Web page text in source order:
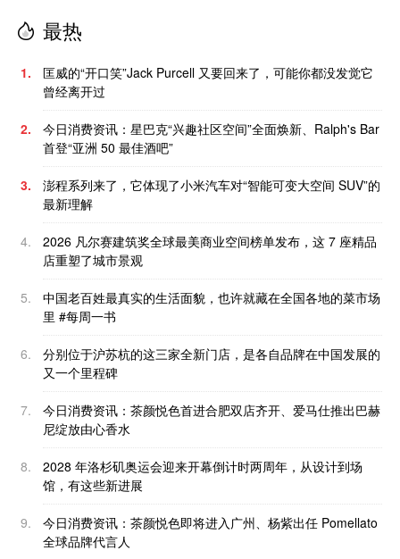
最热
1.
匡威的“开口笑”Jack Purcell 又要回来了，可能你都没发觉它
曾经离开过
2.
今日消费资讯：星巴克“兴趣社区空间”全面焕新、Ralph's Bar
首登“亚洲 50 最佳酒吧”
3.
澎程系列来了，它体现了小米汽车对“智能可变大空间 SUV”的
最新理解
4.
2026 凡尔赛建筑奖全球最美商业空间榜单发布，这 7 座精品
店重塑了城市景观
5.
中国老百姓最真实的生活面貌，也许就藏在全国各地的菜市场
里 #每周一书
6.
分别位于沪苏杭的这三家全新门店，是各自品牌在中国发展的
又一个里程碑
7.
今日消费资讯：茶颜悦色首进合肥双店齐开、爱马仕推出巴赫
尼绽放由心香水
8.
2028 年洛杉矶奥运会迎来开幕倒计时两周年，从设计到场
馆，有这些新进展
9.
今日消费资讯：茶颜悦色即将进入广州、杨紫出任 Pomellato
全球品牌代言人